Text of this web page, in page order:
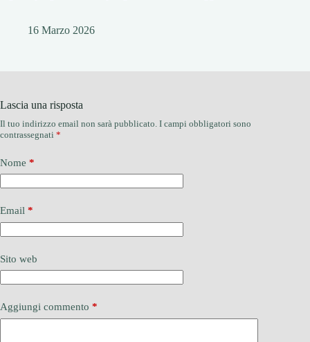
16 Marzo 2026
Lascia una risposta
Il tuo indirizzo email non sarà pubblicato. I campi obbligatori sono
contrassegnati *
Nome *
Email *
Sito web
Aggiungi commento *